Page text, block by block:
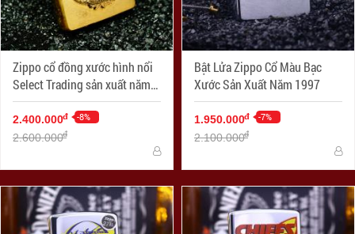
Zippo cổ đồng xước hình nổi
Select Trading sản xuất năm
X-1994
2.400.000đ -8%
2.600.000đ
Bật Lửa Zippo Cổ Màu Bạc
Xước Sản Xuất Năm 1997
1.950.000đ -7%
2.100.000đ